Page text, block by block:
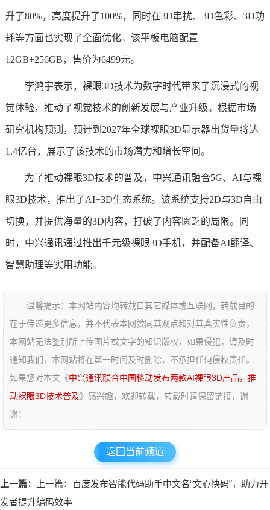
升了80%，亮度提升了100%，同时在3D串扰、3D色彩、3D功
耗等方面也实现了全面优化。该平板电脑配置
12GB+256GB，售价为6499元。
李鸿宇表示，裸眼3D技术为数字时代带来了沉浸式的视
觉体验，推动了视觉技术的创新发展与产业升级。根据市场
研究机构预测，预计到2027年全球裸眼3D显示器出货量将达
1.4亿台，展示了该技术的市场潜力和增长空间。
为了推动裸眼3D技术的普及，中兴通讯融合5G、AI与裸
眼3D技术，推出了AI+3D生态系统。该系统支持2D与3D自由
切换，并提供海量的3D内容，打破了内容匮乏的局限。同
时，中兴通讯通过推出千元级裸眼3D手机，并配备AI翻译、
智慧助理等实用功能。
温馨提示：本网站内容均转载自其它媒体或互联网，转载目的
在于传递更多信息，并不代表本网赞同其观点和对其真实性负责，
本网站无法鉴别所上传图片或文字的知识版权，如果侵犯，请及时
通知我们，本网站将在第一时间及时删除，不承担任何侵权责任。
如果您对本文《中兴通讯联合中国移动发布两款AI裸眼3D产品，推
动裸眼3D技术普及》感兴趣，欢迎转载，转载时请保留链接，谢
谢！
返回当前频道
上一篇：
上一篇：百度发布智能代码助手中文名“文心快码”，助力开
发者提升编码效率